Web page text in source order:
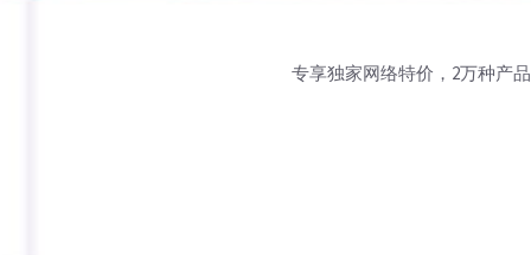
专享独家网络特价，2万种产